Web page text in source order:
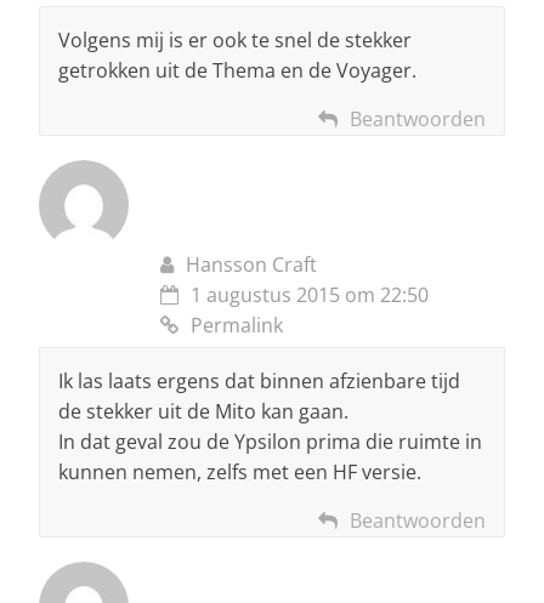
Volgens mij is er ook te snel de stekker
getrokken uit de Thema en de Voyager.
Beantwoorden
Hansson Craft
1 augustus 2015 om 22:50
Permalink
Ik las laats ergens dat binnen afzienbare tijd
de stekker uit de Mito kan gaan.
In dat geval zou de Ypsilon prima die ruimte in
kunnen nemen, zelfs met een HF versie.
Beantwoorden